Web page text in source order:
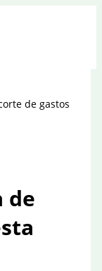
de gastos
de